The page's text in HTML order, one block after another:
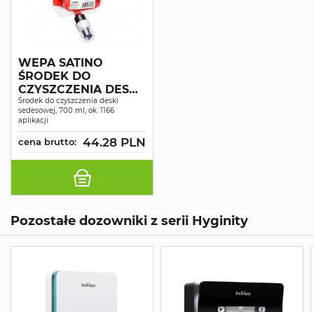
WEPA SATINO
ŚRODEK DO
CZYSZCZENIA DESKI
TOALETOWEJ 700ML
A1
Środek do czyszczenia deski
sedesowej, 700 ml, ok. 1166
aplikacji
cena brutto: 44.28 PLN
Pozostałe dozowniki z serii Hyginity